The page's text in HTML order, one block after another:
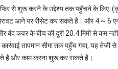
से शुरू करने के उद्देश्य तक पहुँचने के लिए.
आने पर रीसेट कर सकते हैं। और 4 ~ 6
कवर के बीच की दूरी 20.4 मिमी से कम नहीं
तापमान सीमा तक पहुँच गया, यह तेजी
हैं और काम करना शुरू कर सकते हैं।